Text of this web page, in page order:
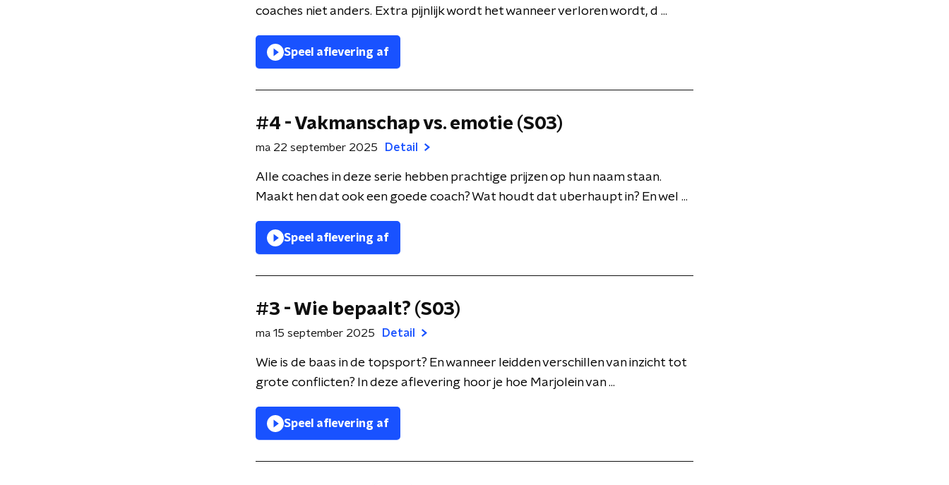
coaches niet anders. Extra pijnlijk wordt het wanneer verloren wordt, d ...
Speel aflevering af
#4 - Vakmanschap vs. emotie (S03)
ma 22 september 2025 Detail
Alle coaches in deze serie hebben prachtige prijzen op hun naam staan.
Maakt hen dat ook een goede coach? Wat houdt dat uberhaupt in? En wel ...
Speel aflevering af
#3 - Wie bepaalt? (S03)
ma 15 september 2025 Detail
Wie is de baas in de topsport? En wanneer leidden verschillen van inzicht tot
grote conflicten? In deze aflevering hoor je hoe Marjolein van ...
Speel aflevering af